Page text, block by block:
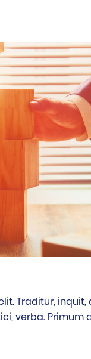
Traditur,
verba. Primum